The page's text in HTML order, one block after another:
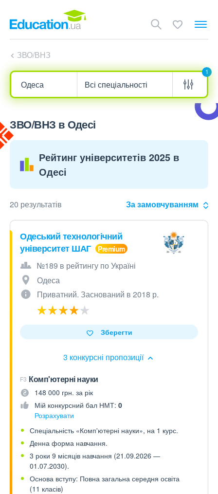
ЗВО/ВНЗ
1
ЗВО/ВНЗ в Одесі
Рейтинг університетів 2025 в
Одесі
20 результатів За замовчуванням
Одеський технологічний
університет ШАГ
№189 в рейтингу по Україні
Одеса
Приватний. Заснований в 2018 р.
3 конкурсні пропозиції
Зберегти
F3 Комп'ютерні науки
148 000 грн. за рік
Мій конкурсний бал НМТ: 0
Розрахувати
Спеціальність «Комп'ютерні науки», на 1 курс.
Денна форма навчання.
3 роки 9 місяців навчання (21.09.2026 —
01.07.2030).
Основа вступу: Повна загальна середня освіта
(11 класів)